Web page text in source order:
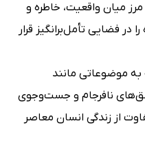
میان واقعیت، خاطره و
در فضایی تأمل‌برانگیز قرار
به موضوعاتی مانند
نافرجام و جست‌وجوی
از زندگی انسان معاصر